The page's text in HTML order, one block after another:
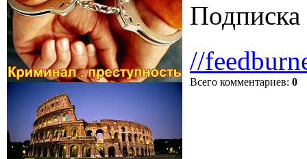
Подписка
//
Всего комментариев: 0